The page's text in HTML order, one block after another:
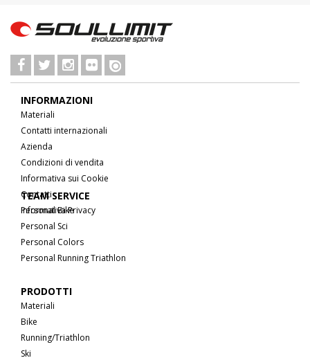
INFORMAZIONI
Materiali
Contatti internazionali
Azienda
Condizioni di vendita
Informativa sui Cookie
Contatti
Informativa Privacy
TEAM SERVICE
Personal Bike
Personal Sci
Personal Colors
Personal Running Triathlon
PRODOTTI
Materiali
Bike
Running/Triathlon
Ski